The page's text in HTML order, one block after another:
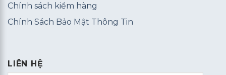
Chính sách kiểm hàng
Chính Sách Bảo Mật Thông Tin
LIÊN HỆ